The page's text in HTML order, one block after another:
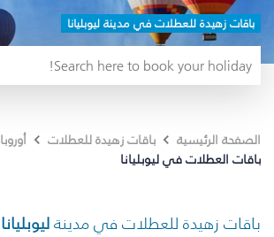
باقات زهيدة للعطلات في مدينة ليوبليانا
الصفحة الرئيسية باقات زهيدة للعطلات أوروبا
باقات العطلات في ليوبليانا
باقات زهيدة للعطلات في مدينةليوبليانا